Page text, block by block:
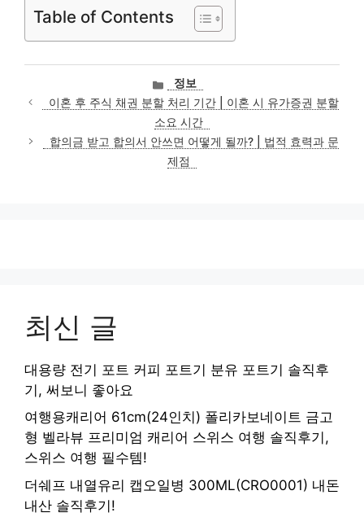
Table of Contents
카
테
고
리
정보
이혼 후 주식 채권 분할 처리 기간 | 이혼 시 유가증권 분할
소요 시간
합의금 받고 합의서 안쓰면 어떻게 될까? | 법적 효력과 문
제점
최신 글
대용량 전기 포트 커피 포트기 분유 포트기 솔직후
기, 써보니 좋아요
여행용캐리어 61cm(24인치) 폴리카보네이트 금고
형 벨라뷰 프리미엄 캐리어 스위스 여행 솔직후기,
스위스 여행 필수템!
더쉐프 내열유리 캡오일병 300ML(CRO0001) 내돈
내산 솔직후기!